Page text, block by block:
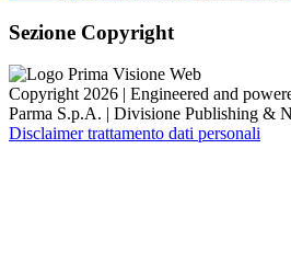
Sezione Copyright
Copyright 2026 | Engineered and
Parma S.p.A. | Divisione Publishing &
Disclaimer trattamento dati personali